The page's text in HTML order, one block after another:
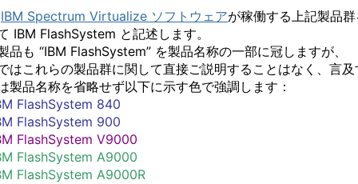
IBM Spectrum Virtualize ソフトウェアが稼働する上記製品
IBM FlashSystem と記述します。
品も “IBM FlashSystem” を製品名称の一部に冠しますが、
はこれらの製品群に関して直接ご説明することはなく、言及
製品名称を省略せず以下に示す色で強調します：
FlashSystem 840
FlashSystem 900
FlashSystem V9000
FlashSystem A9000
FlashSystem A9000R